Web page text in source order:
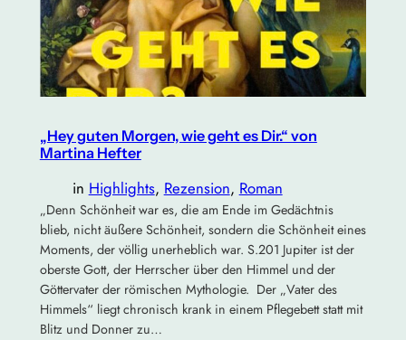
„Hey guten Morgen, wie geht es Dir.“ von
Martina Hefter
in Highlights, Rezension, Roman
„Denn Schönheit war es, die am Ende im Gedächtnis
blieb, nicht äußere Schönheit, sondern die Schönheit eines
Moments, der völlig unerheblich war. S.201 Jupiter ist der
oberste Gott, der Herrscher über den Himmel und der
Göttervater der römischen Mythologie. Der „Vater des
Himmels“ liegt chronisch krank in einem Pflegebett statt mit
Blitz und Donner zu…